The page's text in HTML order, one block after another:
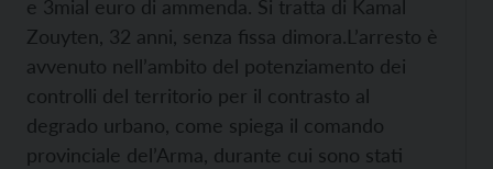
e 3mial euro di ammenda. Si tratta di Kamal
Zouyten, 32 anni, senza fissa dimora.L’arresto è
avvenuto nell’ambito del potenziamento dei
controlli del territorio per il contrasto al
degrado urbano, come spiega il comando
provinciale del’Arma, durante cui sono stati